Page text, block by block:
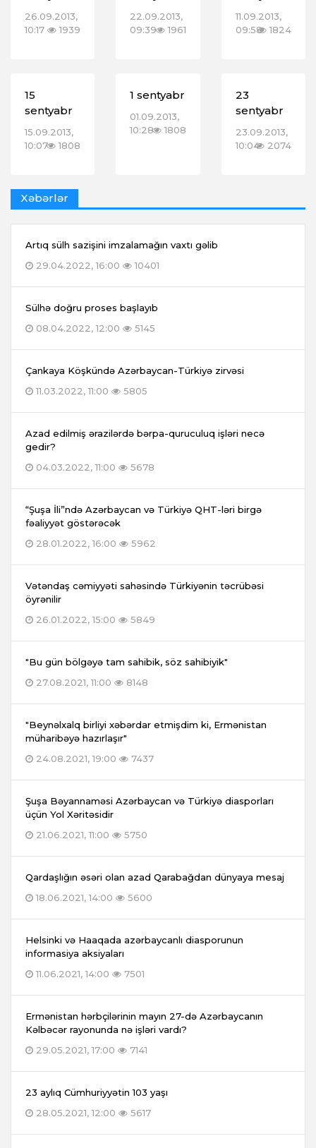
26.09.2013,
10:17
1939
22.09.2013,
09:39
1961
11.09.2013,
09:58 1824
15
sentyabr
15.09.2013,
10:07
1808
1 sentyabr
01.09.2013,
10:28
1808
23
sentyabr
23.09.2013,
10:04 2074
Xəbərlər
Artıq sülh sazişini imzalamağın vaxtı gəlib
29.04.2022, 16:00
10401
Sülhə doğru proses başlayıb
08.04.2022, 12:00
5145
Çankaya Köşkündə Azərbaycan-Türkiyə zirvəsi
11.03.2022, 11:00
5805
Azad edilmiş ərazilərdə bərpa-quruculuq işləri necə
gedir?
04.03.2022, 11:00
5678
“Şuşa İli”ndə Azərbaycan və Türkiyə QHT-ləri birgə
fəaliyyət göstərəcək
28.01.2022, 16:00
5962
Vətəndaş cəmiyyəti sahəsində Türkiyənin təcrübəsi
öyrənilir
26.01.2022, 15:00
5849
"Bu gün bölgəyə tam sahibik, söz sahibiyik"
27.08.2021, 11:00
8148
"Beynəlxalq birliyi xəbərdar etmişdim ki, Ermənistan
müharibəyə hazırlaşır"
24.08.2021, 19:00
7437
Şuşa Bəyannaməsi Azərbaycan və Türkiyə diasporları
üçün Yol Xəritəsidir
21.06.2021, 11:00
5750
Qardaşlığın əsəri olan azad Qarabağdan dünyaya mesaj
18.06.2021, 14:00
5600
Helsinki və Haaqada azərbaycanlı diasporunun
informasiya aksiyaları
11.06.2021, 14:00
7501
Ermənistan hərbçilərinin mayın 27-də Azərbaycanın
Kəlbəcər rayonunda nə işləri vardı?
29.05.2021, 17:00
7141
23 aylıq Cümhuriyyətin 103 yaşı
28.05.2021, 12:00
5617